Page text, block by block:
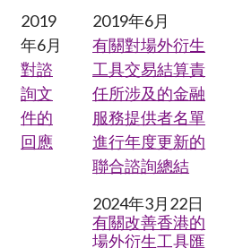
2019
年6月
對諮
詢文
件的
回應
2019年6月
有關對場外衍生
工具交易結算責
任所涉及的金融
服務提供者名單
進行年度更新的
聯合諮詢總結
2024年3月22日
有關改善香港的
場外衍生工具匯